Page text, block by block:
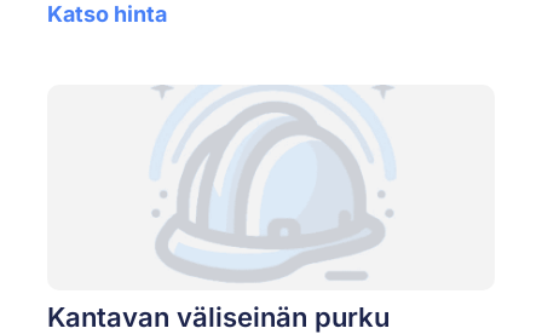
Katso hinta
Kantavan väliseinän purku